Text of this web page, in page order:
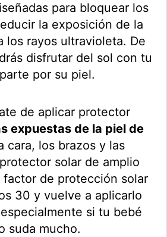
para bloquear los
la exposición de la
los rayos ultravioleta. De
disfrutar del sol con tu
por su piel.
de aplicar protector
expuestas de la piel de
cara, los brazos y las
solar de amplio
de protección solar
30 y vuelve a aplicarlo
si tu bebé
suda mucho.